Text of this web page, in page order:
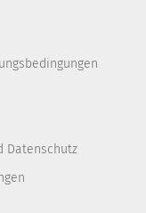
Datenschutz